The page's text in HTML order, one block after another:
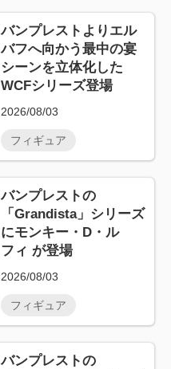
バンプレストよりエル
バフへ向かう最中の宴
シーンを立体化した
WCFシリーズ登場
2026/08/03
フィギュア
バンプレストの
「Grandista」シリーズ
にモンキー・D・ル
フィ が登場
2026/08/03
フィギュア
バンプレストの